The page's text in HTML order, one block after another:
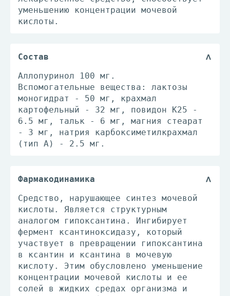
уменьшению концентрации мочевой
кислоты.
Состав
Аллопуринол 100 мг.
Вспомогательные вещества: лактозы
моногидрат - 50 мг, крахмал
картофельный - 32 мг, повидон К25 -
6.5 мг, тальк - 6 мг, магния стеарат
- 3 мг, натрия карбоксиметилкрахмал
(тип А) - 2.5 мг.
Фармакодинамика
Средство, нарушающее синтез мочевой
кислоты. Является структурным
аналогом гипоксантина. Ингибирует
фермент ксантиноксидазу, который
участвует в превращении гипоксантина
в ксантин и ксантина в мочевую
кислоту. Этим обусловлено уменьшение
концентрации мочевой кислоты и ее
солей в жидких средах организма и